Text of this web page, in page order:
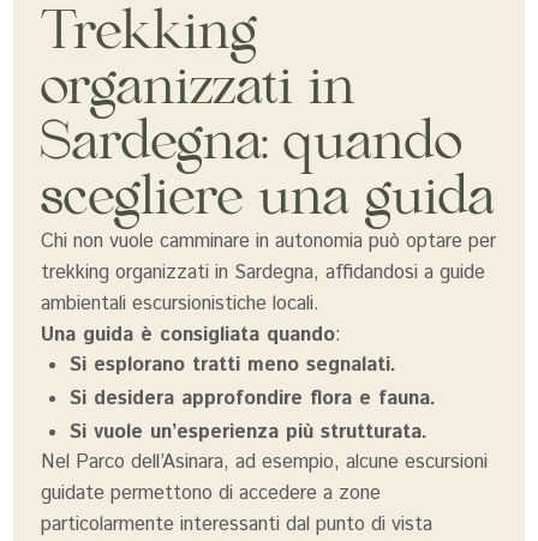
Trekking
organizzati in
Sardegna: quando
scegliere una guida
Chi non vuole camminare in autonomia può optare per
trekking organizzati in Sardegna, affidandosi a guide
ambientali escursionistiche locali.
Una guida è consigliata quando:
Si esplorano tratti meno segnalati.
Si desidera approfondire flora e fauna.
Si vuole un’esperienza più strutturata.
Nel Parco dell’Asinara, ad esempio, alcune escursioni
guidate permettono di accedere a zone
particolarmente interessanti dal punto di vista